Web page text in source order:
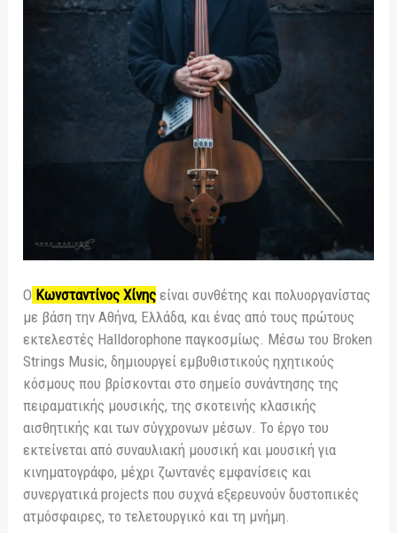
Ο Κωνσταντίνος Χίνης είναι συνθέτης και πολυοργανίστας
με βάση την Αθήνα, Ελλάδα, και ένας από τους πρώτους
εκτελεστές Halldorophone παγκοσμίως. Μέσω του Broken
Strings Music, δημιουργεί εμβυθιστικούς ηχητικούς
κόσμους που βρίσκονται στο σημείο συνάντησης της
πειραματικής μουσικής, της σκοτεινής κλασικής
αισθητικής και των σύγχρονων μέσων. Το έργο του
εκτείνεται από συναυλιακή μουσική και μουσική για
κινηματογράφο, μέχρι ζωντανές εμφανίσεις και
συνεργατικά projects που συχνά εξερευνούν δυστοπικές
ατμόσφαιρες, το τελετουργικό και τη μνήμη.